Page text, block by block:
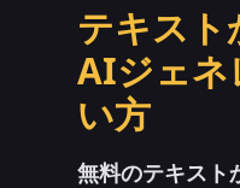
テキスト
AIジェネ
い方
無料のテキスト